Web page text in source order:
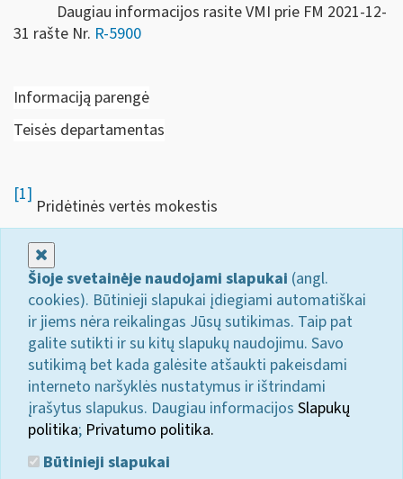
Daugiau informacijos rasite VMI prie FM 2021-12-
31 rašte Nr. R-5900
Informaciją parengė
Teisės departamentas
[1]
Pridėtinės vertės mokestis
Šioje svetainėje naudojami slapukai (angl.
cookies). Būtinieji slapukai įdiegiami automatiškai
ir jiems nėra reikalingas Jūsų sutikimas. Taip pat
galite sutikti ir su kitų slapukų naudojimu. Savo
sutikimą bet kada galėsite atšaukti pakeisdami
interneto naršyklės nustatymus ir ištrindami
įrašytus slapukus. Daugiau informacijos Slapukų
politika; Privatumo politika.
Būtinieji slapukai